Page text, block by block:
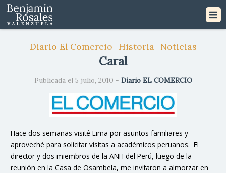
Diario El Comercio Historia Noticias
Caral
Publicada el 5 julio, 2010 - Diario EL COMERCIO
Hace dos semanas visité Lima por asuntos familiares y
aproveché para solicitar visitas a académicos peruanos. El
director y dos miembros de la ANH del Perú, luego de la
reunión en la Casa de Osambela, me invitaron a almorzar en